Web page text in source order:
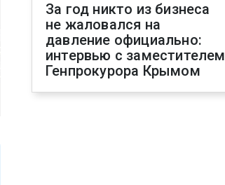
За год никто из бизнеса
не жаловался на
давление официально:
интервью с заместителем
Генпрокурора Крымом